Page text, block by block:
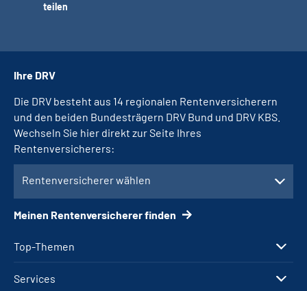
teilen
Top-Themen
Services
Ihre DRV
Die DRV besteht aus 14 regionalen Rentenversicherern
und den beiden Bundesträgern DRV Bund und DRV KBS.
Wechseln Sie hier direkt zur Seite Ihres
Rentenversicherers:
Rentenversicherer wählen
Meinen Rentenversicherer finden